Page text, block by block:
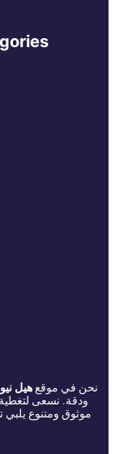
نحن في موقعهيل
ودقة. نسعى لتغطية
موثوق ومتنوع يلبي